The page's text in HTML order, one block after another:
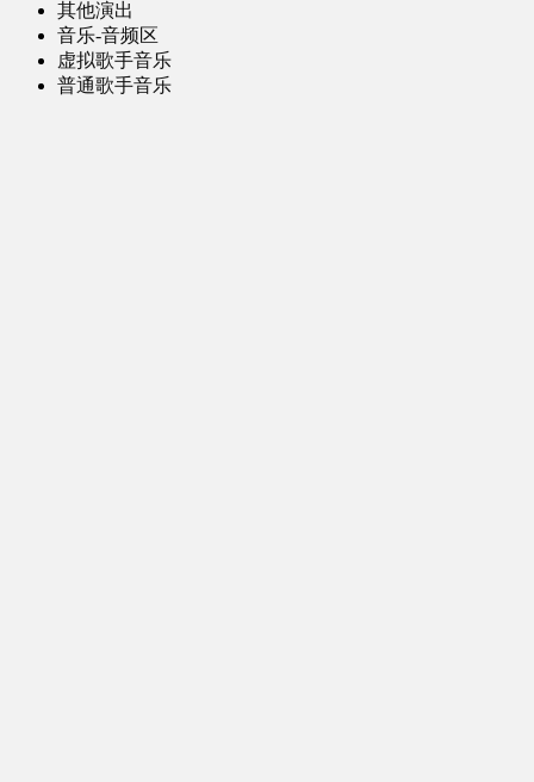
其他演出
音乐-音频区
虚拟歌手音乐
普通歌手音乐